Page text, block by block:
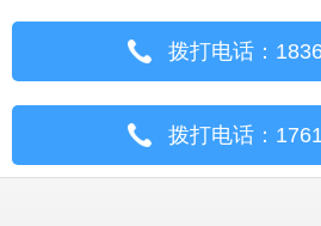
拨打电话：
拨打电话：